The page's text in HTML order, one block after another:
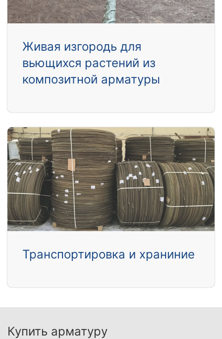
Живая изгородь для
вьющихся растений из
композитной арматуры
Транспортировка и храниние
Купить арматуру